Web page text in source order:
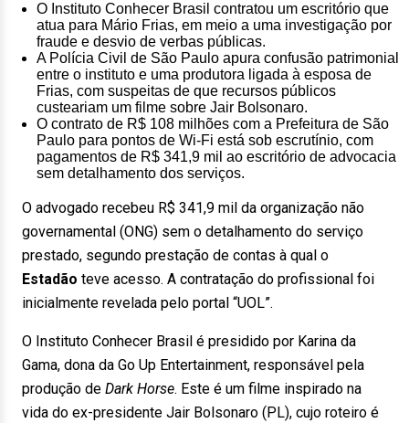
O Instituto Conhecer Brasil contratou um escritório que
atua para Mário Frias, em meio a uma investigação por
fraude e desvio de verbas públicas.
A Polícia Civil de São Paulo apura confusão patrimonial
entre o instituto e uma produtora ligada à esposa de
Frias, com suspeitas de que recursos públicos
custeariam um filme sobre Jair Bolsonaro.
O contrato de R$ 108 milhões com a Prefeitura de São
Paulo para pontos de Wi-Fi está sob escrutínio, com
pagamentos de R$ 341,9 mil ao escritório de advocacia
sem detalhamento dos serviços.
O advogado recebeu R$ 341,9 mil da organização não
governamental (ONG) sem o detalhamento do serviço
prestado, segundo prestação de contas à qual o
Estadão teve acesso. A contratação do profissional foi
inicialmente revelada pelo portal “UOL”.
O Instituto Conhecer Brasil é presidido por Karina da
Gama, dona da Go Up Entertainment, responsável pela
produção de Dark Horse. Este é um filme inspirado na
vida do ex-presidente Jair Bolsonaro (PL), cujo roteiro é